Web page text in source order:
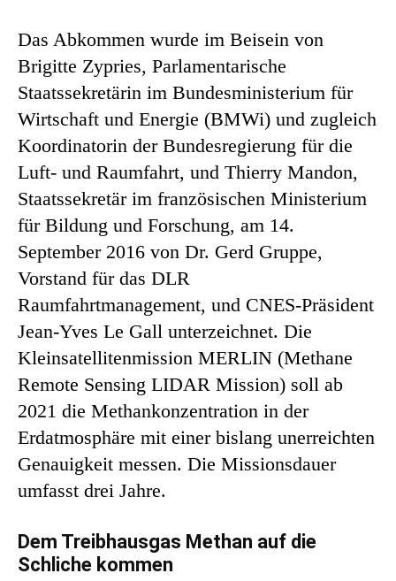
Das Abkommen wurde im Beisein von
Brigitte Zypries, Parlamentarische
Staatssekretärin im Bundesministerium für
Wirtschaft und Energie (BMWi) und zugleich
Koordinatorin der Bundesregierung für die
Luft- und Raumfahrt, und Thierry Mandon,
Staatssekretär im französischen Ministerium
für Bildung und Forschung, am 14.
September 2016 von Dr. Gerd Gruppe,
Vorstand für das DLR
Raumfahrtmanagement, und CNES-Präsident
Jean-Yves Le Gall unterzeichnet. Die
Kleinsatellitenmission MERLIN (Methane
Remote Sensing LIDAR Mission) soll ab
2021 die Methankonzentration in der
Erdatmosphäre mit einer bislang unerreichten
Genauigkeit messen. Die Missionsdauer
umfasst drei Jahre.
Dem Treibhausgas Methan auf die
Schliche kommen